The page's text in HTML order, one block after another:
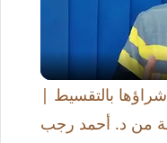
بالتقسيط |
من د. أحمد رجب